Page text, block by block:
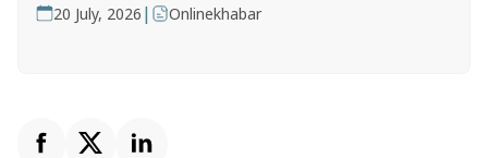
20 July, 2026 | Onlinekhabar